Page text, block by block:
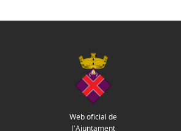
Web oficial de
l'Ajuntament